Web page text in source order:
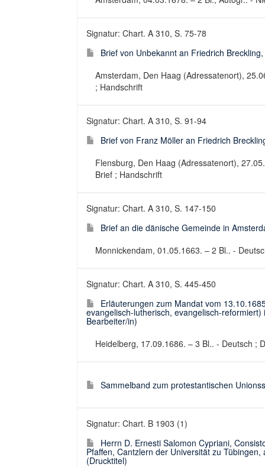
Signatur: Chart. A 310, S. 75-78
Brief von Unbekannt an Friedrich
Amsterdam, Den Haag (Adressatenort),
; Handschrift
Signatur: Chart. A 310, S. 91-94
Brief von Franz Möller an Friedrich
Flensburg, Den Haag (Adressatenort),
Brief ; Handschrift
Signatur: Chart. A 310, S. 147-150
Brief an die dänische Gemeinde in
Monnickendam, 01.05.1663. – 2 Bl.. -
Signatur: Chart. A 310, S. 445-450
Erläuterungen zum Mandat vom
evangelisch-lutherisch, evangelisch-
Bearbeiter/in)
Heidelberg, 17.09.1686. – 3 Bl.. - Deutsch ;
Sammelband zum protestantischen
Signatur: Chart. B 1903 (1)
Herrn D. Ernesti Salomon Cypriani,
Pfaffen, Cantzlern der Universität zu
(Drucktitel)